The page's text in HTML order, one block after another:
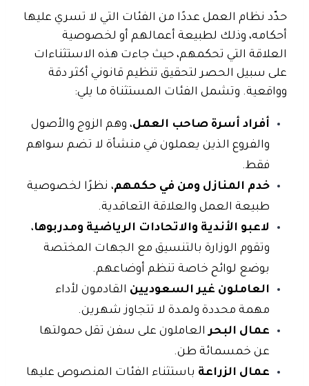
حدّد نظام العمل عددًا من الفئات التي لا تسري عليها
أحكامه، وذلك لطبيعة أعمالهم أو لخصوصية
العلاقة التي تحكمهم، حيث جاءت هذه الاستثناءات
على سبيل الحصر لتحقيق تنظيم قانوني أكثر دقة
وواقعية. وتشمل الفئات المستثناة ما يلي:
أفراد أسرة صاحب العمل، وهم الزوج والأصول
والفروع الذين يعملون في منشأة لا تضم سواهم
فقط.
خدم المنازل ومن في حكمهم، نظرًا لخصوصية
طبيعة العمل والعلاقة التعاقدية.
لاعبو الأندية والاتحادات الرياضية ومدربوها،
وتقوم الوزارة بالتنسيق مع الجهات المختصة
بوضع لوائح خاصة تنظم أوضاعهم.
العاملون غير السعوديين القادمون لأداء
مهمة محددة ولمدة لا تتجاوز شهرين.
عمال البحرالعاملون على سفن تقل حمولتها
عن خمسمائة طن.
عمال الزراعة باستثناء الفئات المنصوص عليها